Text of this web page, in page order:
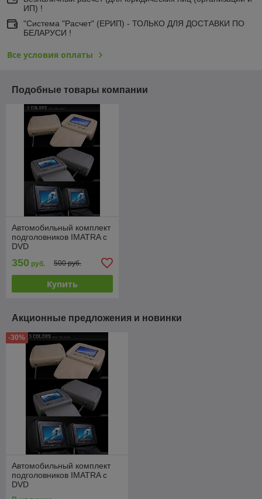
ИП) !
"Система "Расчет" (ЕРИП) - ТОЛЬКО ДЛЯ ДОСТАВКИ ПО
БЕЛАРУСИ !
Все условия оплаты
Подобные товары компании
Автомобильный комплект
подголовников IMATRA с
DVD
350 руб. 500 руб.
Купить
Акционные предложения и новинки
-30%
Автомобильный комплект
подголовников IMATRA с
DVD